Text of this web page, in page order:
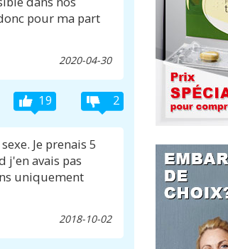
pour ma part
2020-04-30
19 2
Je prenais 5
j'en avais pas
uniquement
2018-10-02